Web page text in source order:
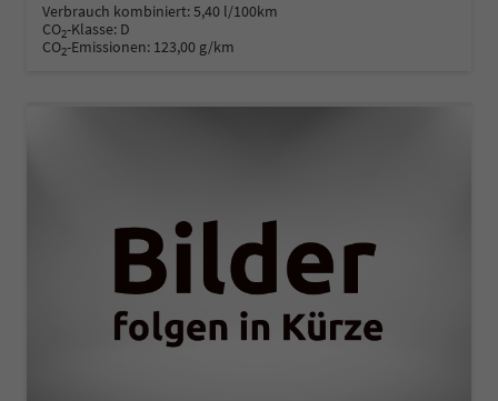
Verbrauch kombiniert:5,40 l/100km
CO2-Klasse: D
CO2-Emissionen: 123,00 g/km